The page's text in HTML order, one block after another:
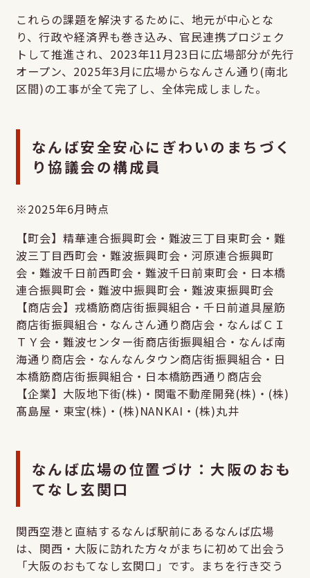
これらの課題を解決するために、地元が中心とな
り、行政や経済界も巻き込み、官民連携プロジェク
トして推進され、2023年11月23日に広場部分が先行
オープン、2025年3月に広場からなんさん通り(南北
区間)の工事が全て完了し、全体完成しました。
なんば安全安心にぎわいのまちづく
り協議会の構成員
※2025年6月時点
【町会】精華連合振興町会・難波三丁目東町会・難
波三丁目西町会・難波振興町会・河原連合振興町
会・難波千日前西町会・難波千日前東町会・日本橋
連合振興町会・難波中振興町会・難波東振興町会
【商店会】戎橋筋商店街振興組合・千日前道具屋筋
商店街振興組合・なんさん通り商店会・なんばＣＩ
ＴＹ会・難波センター街商店街振興組合・なんば南
海通り商店会・なんなんタウン商店街振興組合・日
本橋筋商店街振興組合・日本橋筋西通り商店会
【企業】大阪地下街(株)・関電不動産開発(株)・(株)
髙島屋・東宝(株)・(株)NANKAI・(株)丸井
なんば広場の位置づけ：大阪のおも
てなし玄関口
関西空港と直結するなんば駅前にあるなんば広場
は、関西・大阪に訪れた方々がまちに初めて出会う
「大阪のおもてなし玄関口」です。まちを行き交う